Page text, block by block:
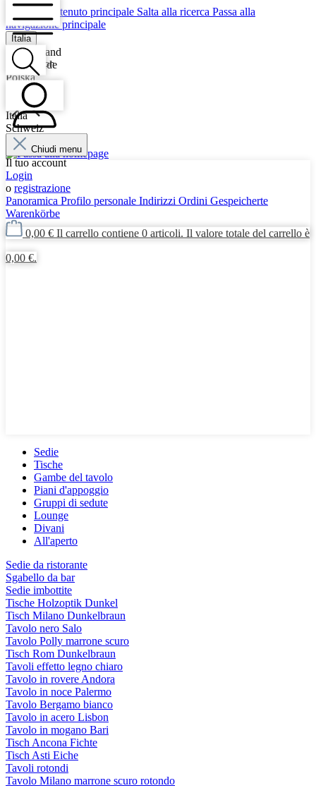
Passa al contenuto principale Salta alla ricerca Passa alla
navigazione principale
Italia
Deutschland
Nederlande
Polska
Danmark
Österreich
Italia
Schweiz
France
Navigation
Suche
Mein Konto
Chiudi menu
Il tuo account
Login
o registrazione
Panoramica Profilo personale Indirizzi Ordini Gespeicherte
Warenkörbe
0,00 € Il carrello contiene 0 articoli. Il valore totale del carrello è
0,00 €.
Sedie
Tische
Gambe del tavolo
Piani d'appoggio
Gruppi di sedute
Lounge
Divani
All'aperto
Sedie da ristorante
Sgabello da bar
Sedie imbottite
Tische Holzoptik Dunkel
Tisch Milano Dunkelbraun
Tavolo nero Salo
Tavolo Polly marrone scuro
Tisch Rom Dunkelbraun
Tavoli effetto legno chiaro
Tavolo in rovere Andora
Tavolo in noce Palermo
Tavolo Bergamo bianco
Tavolo in acero Lisbon
Tavolo in mogano Bari
Tisch Ancona Fichte
Tisch Asti Eiche
Tavoli rotondi
Tavolo Milano marrone scuro rotondo